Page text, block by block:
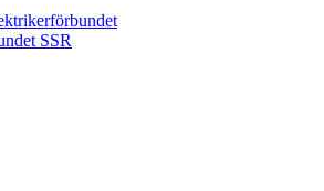
SSR